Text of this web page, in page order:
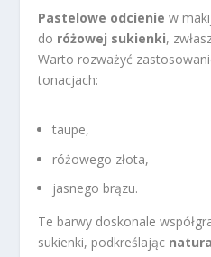
Pastelowe odcienie w
do różowej sukienki,
Warto rozważyć
tonacjach:
taupe,
różowego złota,
jasnego brązu.
Te barwy doskonale
sukienki, podkreślając